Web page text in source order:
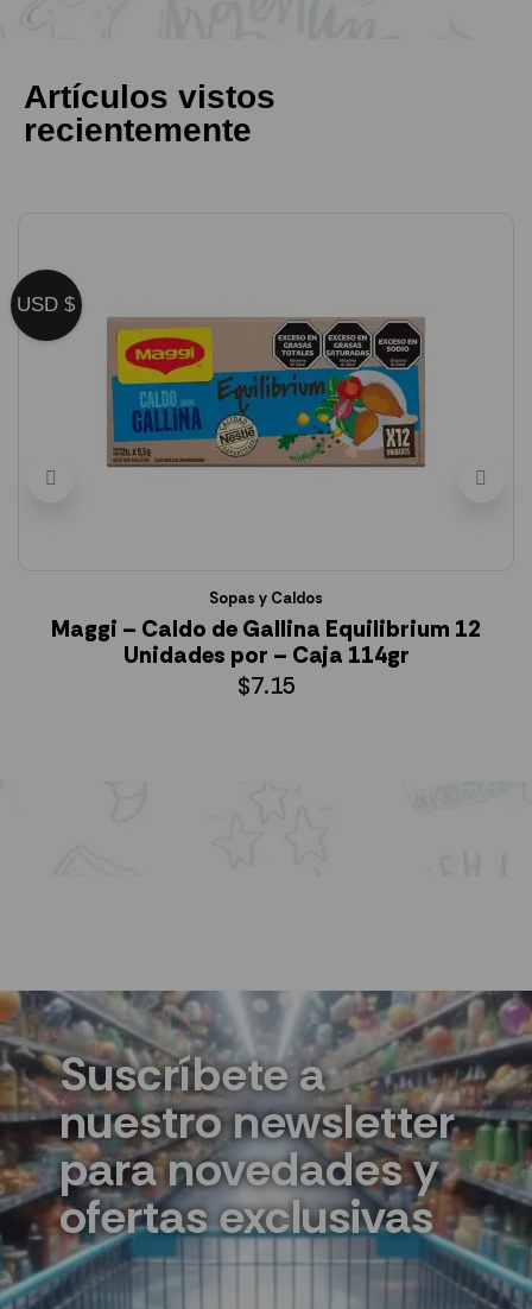
Artículos vistos
recientemente
Sopas y Caldos
Maggi – Caldo de Gallina Equilibrium 12
Unidades por – Caja 114gr
$7.15
Suscríbete a
nuestro newsletter
para novedades y
ofertas exclusivas
USD $